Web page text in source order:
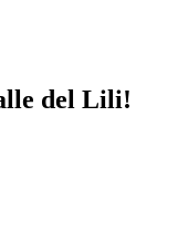
del Lili!